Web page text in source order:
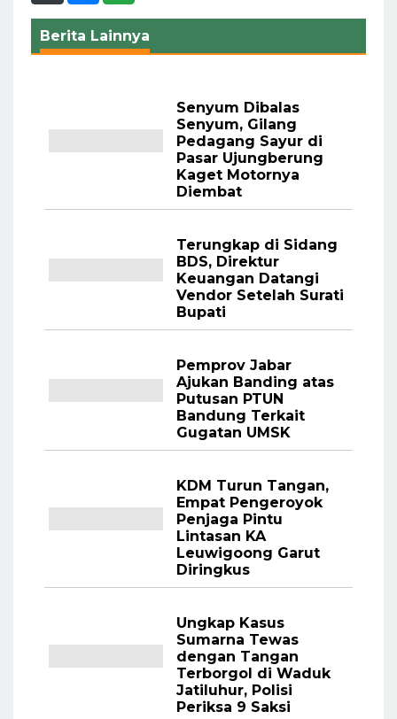
Berita Lainnya
Senyum Dibalas
Senyum, Gilang
Pedagang Sayur di
Pasar Ujungberung
Kaget Motornya
Diembat
Terungkap di Sidang
BDS, Direktur
Keuangan Datangi
Vendor Setelah Surati
Bupati
Pemprov Jabar
Ajukan Banding atas
Putusan PTUN
Bandung Terkait
Gugatan UMSK
KDM Turun Tangan,
Empat Pengeroyok
Penjaga Pintu
Lintasan KA
Leuwigoong Garut
Diringkus
Ungkap Kasus
Sumarna Tewas
dengan Tangan
Terborgol di Waduk
Jatiluhur, Polisi
Periksa 9 Saksi